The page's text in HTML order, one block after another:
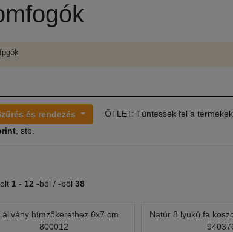
és rendezés ÖTLET: Tüntessék fel a
, stb.
1 - 12 -ból / -ből 38
állvány hímzőkerethez 6x7 cm
800012
Natúr 8 lyukú fa